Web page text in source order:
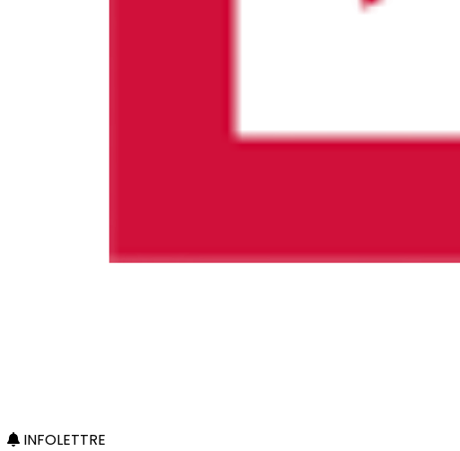
INFOLETTRE